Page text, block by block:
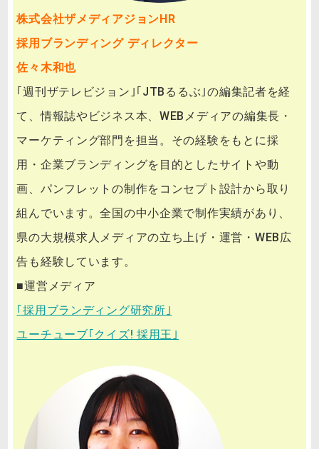
株式会社ザメディアジョンHR
採用ブランディング ディレクター
佐々木和也
｢週刊ザテレビジョン｣｢JTBるるぶ｣の編集記者を経
て、情報誌やビジネス本、WEBメディアの編集長・
マーケティング部門を担当。その経験をもとに採
用・企業ブランディングを目的としたサイトや動
画、パンフレットの制作をコンセプト設計から取り
組んでいます。全国の中小企業で制作実績があり、
県の大規模求人メディアの立ち上げ・運営・WEB広
告も経験しています。
■運営メディア
｢採用ブランディング研究所｣
ユーチューブ｢クイズ! 採用王｣